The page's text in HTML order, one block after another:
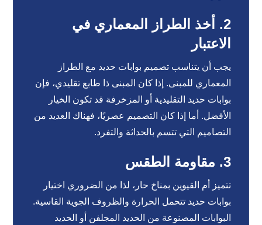
2. أخذ الطراز المعماري في
الاعتبار
يجب أن يتناسب تصميم بوابات حديد مع الطراز
المعماري للمبنى. إذا كان المبنى ذا طابع تقليدي، فإن
بوابات حديد التقليدية أو المزخرفة قد تكون الخيار
الأفضل. أما إذا كان التصميم عصريًا، فهناك العديد من
التصاميم التي تتسم بالحداثة والتفرد.
3. مقاومة الطقس
تتميز أم القيوين بمناخ حار، لذا من الضروري اختيار
بوابات حديد تتحمل الحرارة والظروف الجوية القاسية.
البوابات المصنوعة من الحديد المجلفن أو الحديد